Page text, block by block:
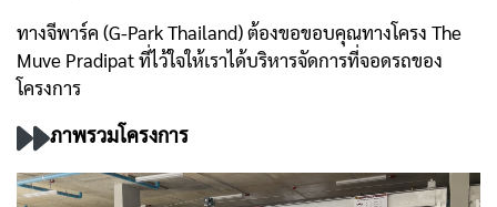
ทางจีพาร์ค (G-Park Thailand) ต้องขอขอบคุณทางโครง The
Muve Pradipat ที่ไว้ใจให้เราได้บริหารจัดการที่จอดรถของ
โครงการ
ภาพรวมโครงการ